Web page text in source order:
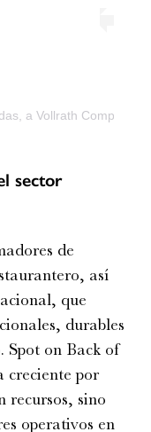
a Vollrath Company
sector
de
así
que
durables
Spot on Back of
creciente por
recursos, sino
operativos en